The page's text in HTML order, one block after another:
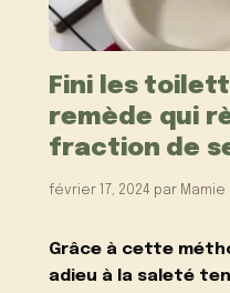
Fini les
remède qui
fraction de
février 17, 2024 par
Grâce à cette
adieu à la saleté